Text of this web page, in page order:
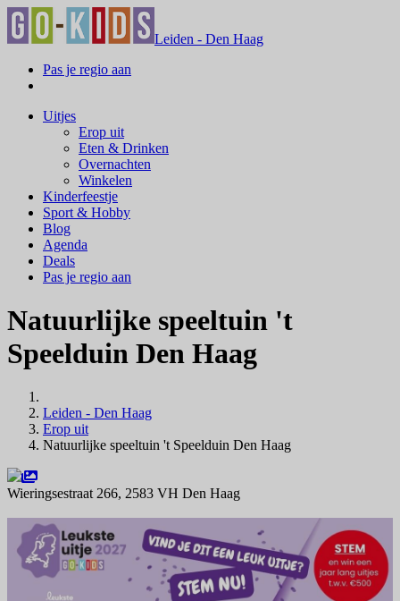
Leiden - Den Haag
Pas je regio aan
Uitjes
Erop uit
Eten & Drinken
Overnachten
Winkelen
Kinderfeestje
Sport & Hobby
Blog
Agenda
Deals
Pas je regio aan
Natuurlijke speeltuin 't
Speelduin Den Haag
Leiden - Den Haag
Erop uit
Natuurlijke speeltuin 't Speelduin Den Haag
Wieringsestraat 266, 2583 VH Den Haag